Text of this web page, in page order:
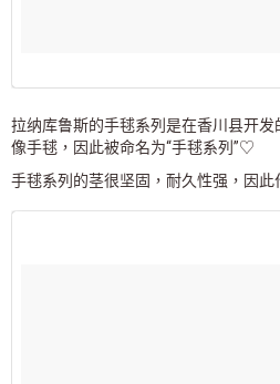
拉纳库鲁斯的手毬系列是在香川县开发
像手毬，因此被命名为“手毬系列”♡
手毬系列的茎很坚固，耐久性强，因此